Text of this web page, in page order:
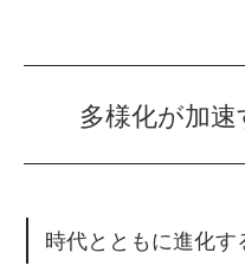
多様化が加
時代とともに進化